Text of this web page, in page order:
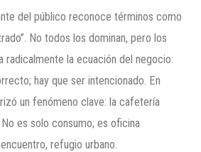
del público reconoce términos como
No todos los dominan, pero los
radicalmente la ecuación del negocio:
hay que ser intencionado. En
un fenómeno clave: la cafetería
es solo consumo; es oficina
refugio urbano.